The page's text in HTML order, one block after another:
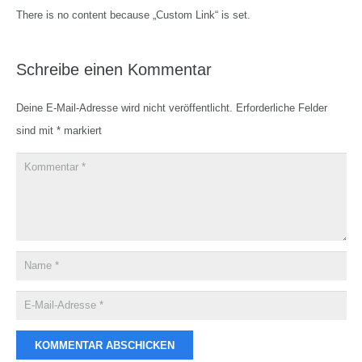
There is no content because „Custom Link“ is set.
Schreibe einen Kommentar
Deine E-Mail-Adresse wird nicht veröffentlicht. Erforderliche Felder
sind mit *markiert
KOMMENTAR ABSCHICKEN